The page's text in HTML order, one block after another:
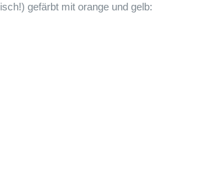
gefärbt mit orange und gelb: